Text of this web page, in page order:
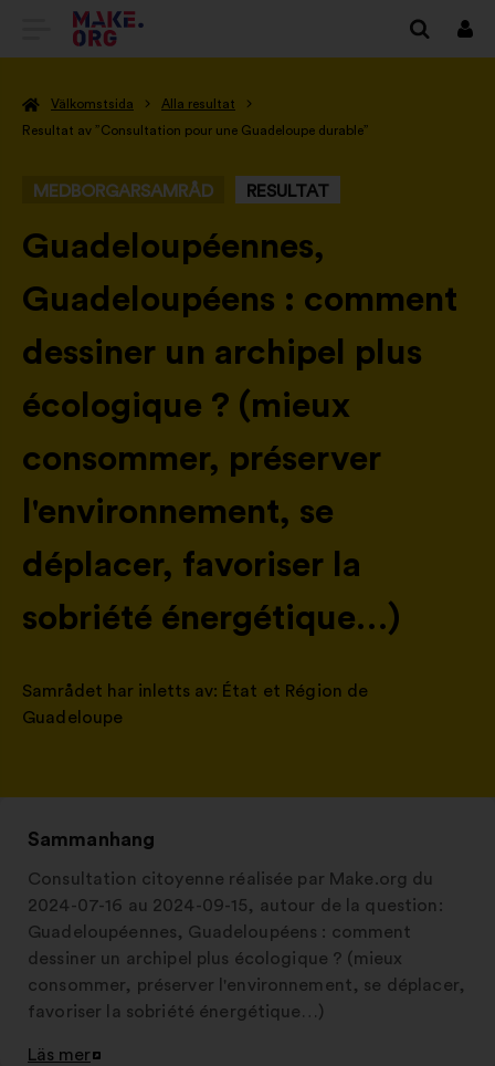
GÅ
FÖRSTASIDAN
MAKE.ORG
in
Välkomstsida
Alla resultat
Resultat av ”Consultation pour une Guadeloupe durable”
MEDBORGARSAMRÅD RESULTAT
-
Guadeloupéennes,
Guadeloupéens : comment
dessiner un archipel plus
écologique ? (mieux
consommer, préserver
l'environnement, se
déplacer, favoriser la
sobriété énergétique…)
Samrådet har inletts av: État et Région de
Guadeloupe
Sammanhang
Consultation citoyenne réalisée par Make.org du
2024-07-16 au 2024-09-15, autour de la question:
Guadeloupéennes, Guadeloupéens : comment
dessiner un archipel plus écologique ? (mieux
consommer, préserver l'environnement, se déplacer,
favoriser la sobriété énergétique…)
Läs mer